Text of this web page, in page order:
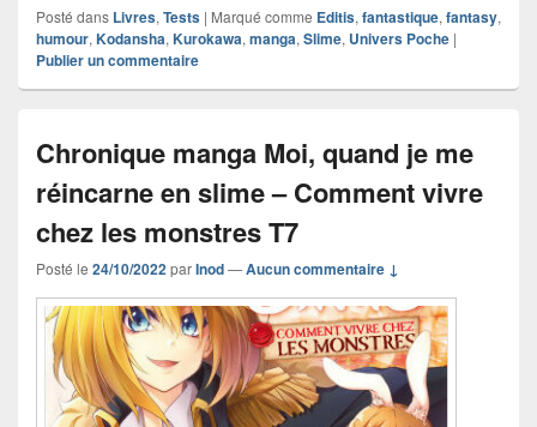
Posté dans Livres, Tests | Marqué comme Editis, fantastique, fantasy,
humour, Kodansha, Kurokawa, manga, Slime, Univers Poche |
Publier un commentaire
Chronique manga Moi, quand je me
réincarne en slime – Comment vivre
chez les monstres T7
Posté le 24/10/2022 parInod—Aucun commentaire ↓